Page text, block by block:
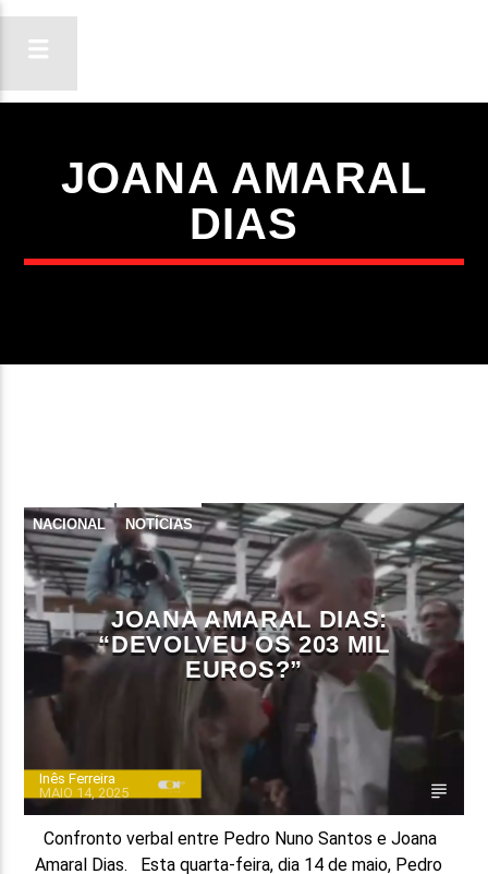
ON FM
LIGA-TE
FAIXA ATUAL
TÍTULO
ARTISTA
JOANA AMARAL
DIAS
NACIONAL NOTÍCIAS
JOANA AMARAL DIAS:
“DEVOLVEU OS 203 MIL
EUROS?”
Inês Ferreira
MAIO 14, 2025
Confronto verbal entre Pedro Nuno Santos e Joana
Amaral Dias. Esta quarta-feira, dia 14 de maio, Pedro